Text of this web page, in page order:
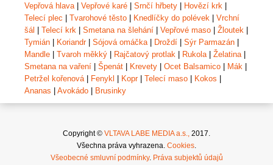
Vepřová hlava | Vepřové karé | Srnčí hřbety | Hovězí krk |
Telecí plec | Tvarohové těsto | Knedlíčky do polévek | Vrchní
šál | Telecí krk | Smetana na šlehání | Vepřové maso | Žloutek |
Tymián | Koriandr| Sójová omáčka | Droždí | Sýr Parmazán |
Mandle | Tvaroh měkký | Rajčatový protlak | Rukola | Želatina |
Smetana na vaření | Špenát | Krevety | Ocet Balsamico | Mák |
Petržel kořenová | Fenykl | Kopr| Telecí maso | Kokos |
Ananas | Avokádo | Brusinky
Copyright © VLTAVA LABE MEDIA a.s.,
2017.
Všechna práva vyhrazena. Cookies
Všeobecné smluvní podmínky. Práva subjektů údajů